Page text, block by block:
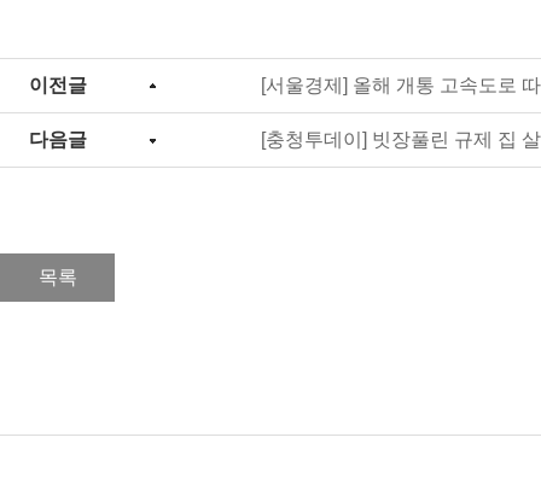
이전글 [서울경제] 올해 개통 고속도로
다음글 [충청투데이] 빗장풀린 규제 집
목록